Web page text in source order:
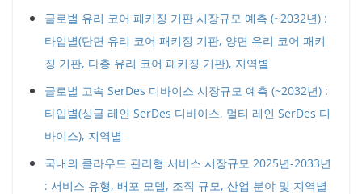
글로벌 유리 코어 패키징 기판 시장규모 예측 (~2032년) :
타입별(단면 유리 코어 패키징 기판, 양면 유리 코어 패키
징 기판, 다층 유리 코어 패키징 기판), 지역별
글로벌 고속 SerDes 디바이스 시장규모 예측 (~2032년) :
타입별(싱글 레인 SerDes 디바이스, 멀티 레인 SerDes 디
바이스), 지역별
국내의 클라우드 관리형 서비스 시장규모 2025년-2033년
: 서비스 유형, 배포 모델, 조직 규모, 산업 분야 및 지역별